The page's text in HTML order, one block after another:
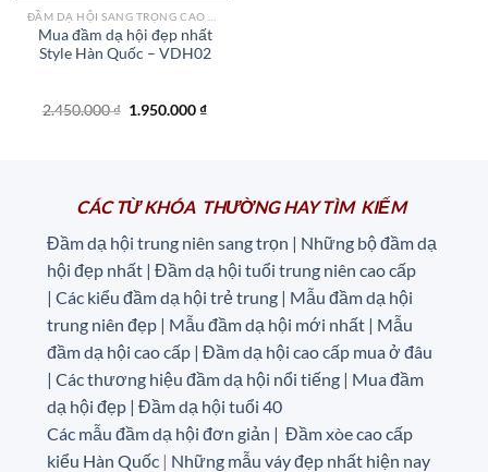
Mua đầm dạ hội đẹp nhất
Style Hàn Quốc – VDH02
2.450.000₫ Giá
1.950.000₫Giá
CÁC TỪ KHÓA THƯỜNG HAY TÌM KIẾM
Đầm dạ hội trung niên sang trọn | Những bộ đầm dạ
hội đẹp nhất | Đầm dạ hội tuổi trung niên cao cấp
| Các kiểu đầm dạ hội trẻ trung | Mẫu đầm dạ hội
trung niên đẹp | Mẫu đầm dạ hội mới nhất | Mẫu
đầm dạ hội cao cấp | Đầm dạ hội cao cấp mua ở đâu
| Các thương hiệu đầm dạ hội nổi tiếng | Mua đầm
dạ hội đẹp | Đầm dạ hội tuổi 40
Các mẫu đầm dạ hội đơn giản | Đầm xòe cao cấp
kiểu Hàn Quốc | Những mẫu váy đẹp nhất hiện nay